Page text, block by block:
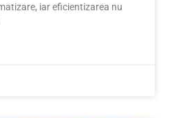
iar eficientizarea nu